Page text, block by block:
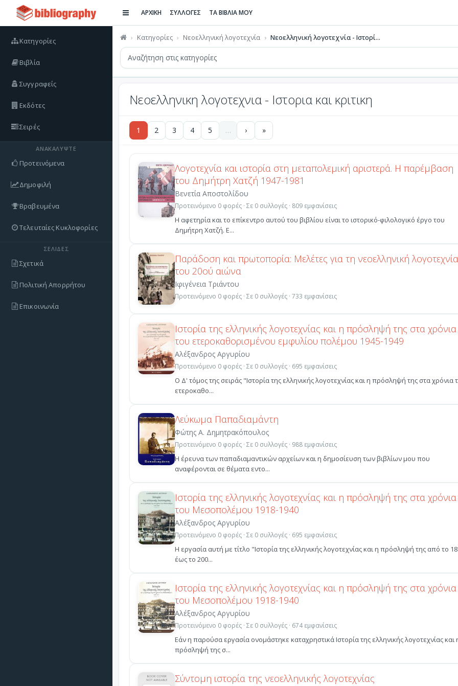
Κατηγορίες
Βιβλία
Συγγραφείς
Εκδότες
Σειρές
ΑΝΑΚΑΛΎΨΤΕ
Προτεινόμενα
Δημοφιλή
Βραβευμένα
Τελευταίες Κυκλοφορίες
ΣΕΛΊΔΕΣ
Σχετικά
Πολιτική Απορρήτου
Επικοινωνία
ΑΡΧΙΚΗ ΣΥΛΛΟΓΕΣ ΤΑ ΒΙΒΛΙΑ ΜΟΥ
Κατηγορίες Νεοελληνική λογοτεχνία Νεοελληνική λογοτεχνία - Ιστορί...
Νεοελληνικη λογοτεχνια - Ιστορια και κριτικη
1 2 3 4 5 … › »
Λογοτεχνία και ιστορία στη μεταπολεμική αριστερά. Η παρέμβαση
του Δημήτρη Χατζή 1947-1981
Βενετία Αποστολίδου
Προτεινόμενο 0 φορές · Σε 0 συλλογές · 809 εμφανίσεις
Η αφετηρία και το επίκεντρο αυτού του βιβλίου είναι το ιστορικό-φιλολογικό έργο του
Δημήτρη Χατζή. Ε...
Παράδοση και πρωτοπορία: Μελέτες για τη νεοελληνική λογοτεχνία
του 20ού αιώνα
Ιφιγένεια Τριάντου
Προτεινόμενο 0 φορές · Σε 0 συλλογές · 733 εμφανίσεις
Ιστορία της ελληνικής λογοτεχνίας και η πρόσληψή της στα χρόνια
του ετεροκαθορισμένου εμφυλίου πολέμου 1945-1949
Αλέξανδρος Αργυρίου
Προτεινόμενο 0 φορές · Σε 0 συλλογές · 695 εμφανίσεις
Ο Δ' τόμος της σειράς "Ιστορία της ελληνικής λογοτεχνίας και η πρόσληψή της στα χρόνια
ετεροκαθο...
Λεύκωμα Παπαδιαμάντη
Φώτης Α. Δημητρακόπουλος
Προτεινόμενο 0 φορές · Σε 0 συλλογές · 988 εμφανίσεις
Η έρευνα των παπαδιαμαντικών αρχείων και η δημοσίευση των βιβλίων μου που
αναφέρονται σε θέματα εντο...
Ιστορία της ελληνικής λογοτεχνίας και η πρόσληψή της στα χρόνια
του Μεσοπολέμου 1918-1940
Αλέξανδρος Αργυρίου
Προτεινόμενο 0 φορές · Σε 0 συλλογές · 695 εμφανίσεις
Η εργασία αυτή με τίτλο "Ιστορία της ελληνικής λογοτεχνίας και η πρόσληψή της από το
έως το 200...
Ιστορία της ελληνικής λογοτεχνίας και η πρόσληψή της στα χρόνια
του Μεσοπολέμου 1918-1940
Αλέξανδρος Αργυρίου
Προτεινόμενο 0 φορές · Σε 0 συλλογές · 674 εμφανίσεις
Εάν η παρούσα εργασία ονομάστηκε καταχρηστικά Ιστορία της ελληνικής λογοτεχνίας και
πρόσληψή της σ...
Σύντομη ιστορία της νεοελληνικής λογοτεχνίας